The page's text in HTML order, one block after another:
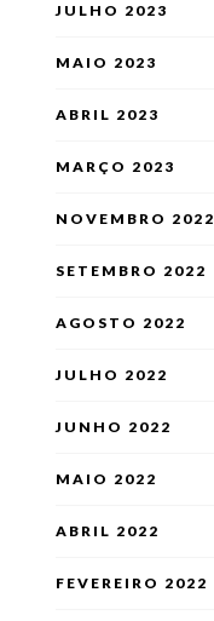
JULHO 2023
MAIO 2023
ABRIL 2023
MARÇO 2023
NOVEMBRO 2022
SETEMBRO 2022
AGOSTO 2022
JULHO 2022
JUNHO 2022
MAIO 2022
ABRIL 2022
FEVEREIRO 2022